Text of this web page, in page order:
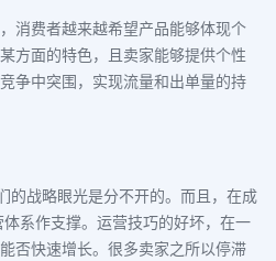
消费者越来越希望产品能够体现个
方面的特色， 且卖家能够提供个性
争中突围，实现流量和出单量的持
的战略眼光是分不开的。而且，在成
系作支撑。运营技巧的好坏，在一
否快速增长。很多卖家之所以停滞